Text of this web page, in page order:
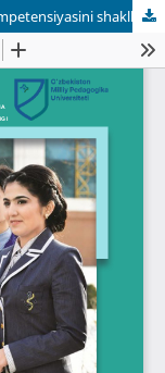
Raqamli ta’lim muhitida mustaqil ta’lim kompetensiyasini shakllantirishning nazariy asoslari